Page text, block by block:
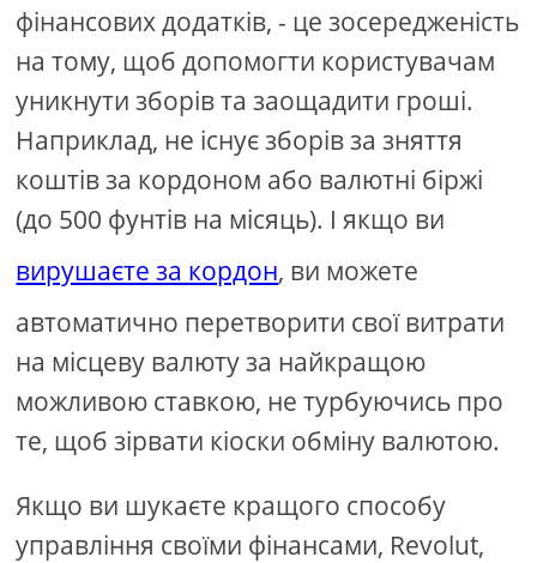
фінансових додатків, - це зосередженість
на тому, щоб допомогти користувачам
уникнути зборів та заощадити гроші.
Наприклад, не існує зборів за зняття
коштів за кордоном або валютні біржі
(до 500 фунтів на місяць). І якщо ви
вирушаєте за кордон, ви можете
автоматично перетворити свої витрати
на місцеву валюту за найкращою
можливою ставкою, не турбуючись про
те, щоб зірвати кіоски обміну валютою.
Якщо ви шукаєте кращого способу
управління своїми фінансами, Revolut,